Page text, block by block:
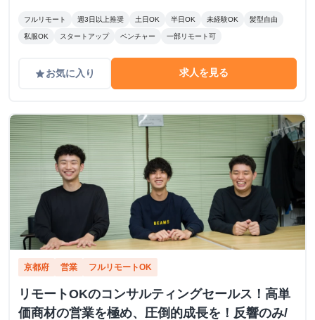
フルリモート 週3日以上推奨 土日OK 半日OK 未経験OK 髪型自由
私服OK スタートアップ ベンチャー 一部リモート可
gradeお気に入り 求人を見る
京都府 営業 フルリモートOK
リモートOKのコンサルティングセールス！高単
価商材の営業を極め、圧倒的成長を！反響のみ/